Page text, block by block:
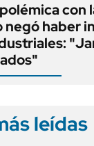
con
negó haber
leídas